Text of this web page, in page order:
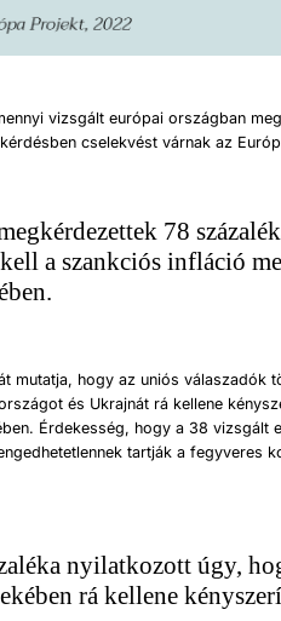
vizsgált európai országban
cselekvést várnak az
78
a szankciós infláció
mutatja, hogyaz uniós válaszadók
és Ukrajnát rá kellene
. Érdekesség, hogy a 38 vizsgált
tartják a fegyveres
nyilatkozott úgy,
rá kellene